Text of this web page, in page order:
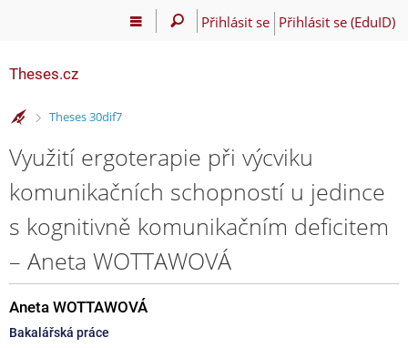
Přihlásit se Přihlásit se (EduID)
Theses.cz
>
Theses 30dif7
Využití ergoterapie při výcviku
komunikačních schopností u jedince
s kognitivně komunikačním deficitem
– Aneta WOTTAWOVÁ
Aneta WOTTAWOVÁ
Bakalářská práce